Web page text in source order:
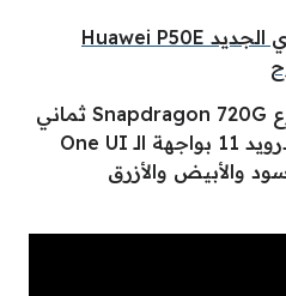
مواصفات هاتف هواوي الجديد Huawei P50E
يأتي الهاتف بمعالج من نوع Snapdragon 720G ثماني
النواة، مع نظام تشغيل أندرويد 11 بواجهة الـ One UI
والأبيض والأزرق